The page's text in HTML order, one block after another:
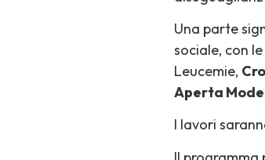
Una parte
sociale, con
Leucemie,
Aperta
I lavori